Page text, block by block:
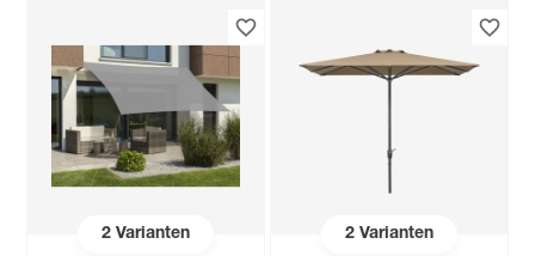
2Varianten 2Varianten